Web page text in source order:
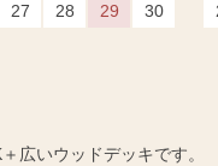
27 28 29
30
広いウッドデッキです。